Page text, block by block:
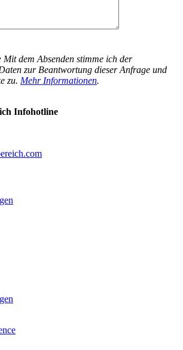
Mit dem Absenden stimme ich der
zur Beantwortung dieser Anfrage und
zu. Mehr Informationen.
Infohotline